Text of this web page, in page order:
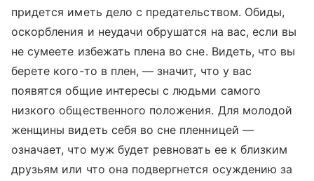
придется иметь дело с предательством. Обиды,
оскорбления и неудачи обрушатся на вас, если вы
не сумеете избежать плена во сне. Видеть, что вы
берете кого-то в плен, — значит, что у вас
появятся общие интересы с людьми самого
низкого общественного положения. Для молодой
женщины видеть себя во сне пленницей —
означает, что муж будет ревновать ее к близким
друзьям или что она подвергнется осуждению за